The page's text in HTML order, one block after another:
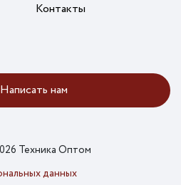
Контакты
Написать нам
Техника Оптом
данных